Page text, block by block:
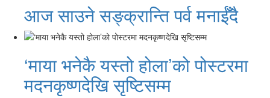
आज साउने सङ्क्रान्ति पर्व मनाईँदै
‘माया भनेकै यस्तो होला’को पोस्टरमा
मदनकृष्णदेखि सृष्टिसम्म